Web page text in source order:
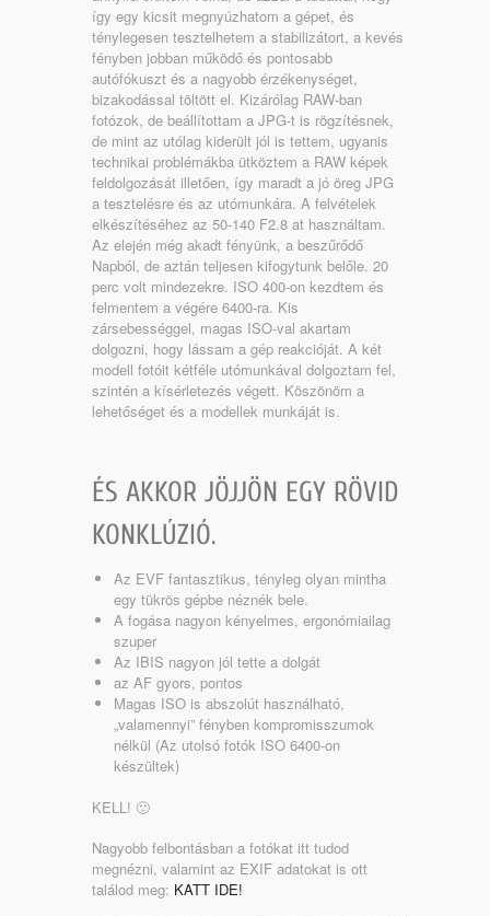
így egy kicsit megnyúzhatom a gépet, és
ténylegesen tesztelhetem a stabilizátort, a kevés
fényben jobban működő és pontosabb
autófókuszt és a nagyobb érzékenységet,
bizakodással töltött el. Kizárólag RAW-ban
fotózok, de beállítottam a JPG-t is rögzítésnek,
de mint az utólag kiderült jól is tettem, ugyanis
technikai problémákba ütköztem a RAW képek
feldolgozását illetően, így maradt a jó öreg JPG
a tesztelésre és az utómunkára. A felvételek
elkészítéséhez az 50-140 F2.8 at használtam.
Az elején még akadt fényünk, a beszűrődő
Napból, de aztán teljesen kifogytunk belőle. 20
perc volt mindezekre. ISO 400-on kezdtem és
felmentem a végére 6400-ra. Kis
zársebességgel, magas ISO-val akartam
dolgozni, hogy lássam a gép reakcióját. A két
modell fotóit kétféle utómunkával dolgoztam fel,
szintén a kísérletezés végett. Köszönöm a
lehetőséget és a modellek munkáját is.
ÉS AKKOR JÖJJÖN EGY RÖVID
KONKLÚZIÓ.
Az EVF fantasztikus, tényleg olyan mintha
egy tükrös gépbe néznék bele.
A fogása nagyon kényelmes, ergonómiailag
szuper
Az IBIS nagyon jól tette a dolgát
az AF gyors, pontos
Magas ISO is abszolút használható,
„valamennyi” fényben kompromisszumok
nélkül (Az utolsó fotók ISO 6400-on
készültek)
KELL! 🙂
Nagyobb felbontásban a fotókat itt tudod
megnézni, valamint az EXIF adatokat is ott
találod meg: KATT IDE!